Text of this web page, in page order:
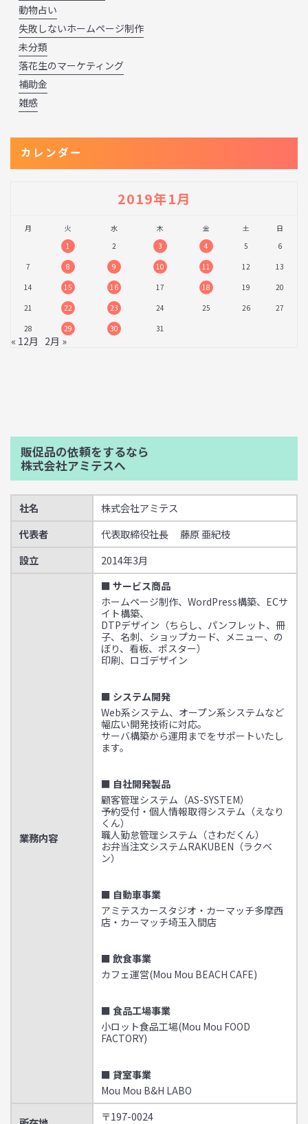
動物占い
失敗しないホームページ制作
未分類
落花生のマーケティング
補助金
雑感
カレンダー
2019年1月
月 火 水 木 金 土
日
1
2 3 4 5
6
7
8 9 10 11 12
13
14
15 16 17 18 19
20
21
22 23 24 25 26
27
28
29 30 31
« 12月 2月 »
販促品の依頼をするなら
株式会社アミテスへ
社名
株式会社アミテス
代表者
代表取締役社長 藤原 亜紀枝
設立
2014年3月
業務内容
■ サービス商品
ホームページ制作、WordPress構築、ECサ
イト構築、
DTPデザイン（ちらし、パンフレット、冊
子、名刺、ショップカード、メニュー、の
ぼり、看板、ポスター）
印刷、ロゴデザイン
■ システム開発
Web系システム、オープン系システムなど
幅広い開発技術に対応。
サーバ構築から運用までをサポートいたし
ます。
■ 自社開発製品
顧客管理システム（AS-SYSTEM）
予約受付・個人情報取得システム（えなり
くん）
職人勤怠管理システム（さわだくん）
お弁当注文システムRAKUBEN（ラクベ
ン）
■ 自動車事業
アミテスカースタジオ・カーマッチ多摩西
店・カーマッチ埼玉入間店
■ 飲食事業
カフェ運営(Mou Mou BEACH CAFE)
■ 食品工場事業
小ロット食品工場(Mou Mou FOOD
FACTORY)
■ 貸室事業
Mou Mou B&H LABO
〒197-0024